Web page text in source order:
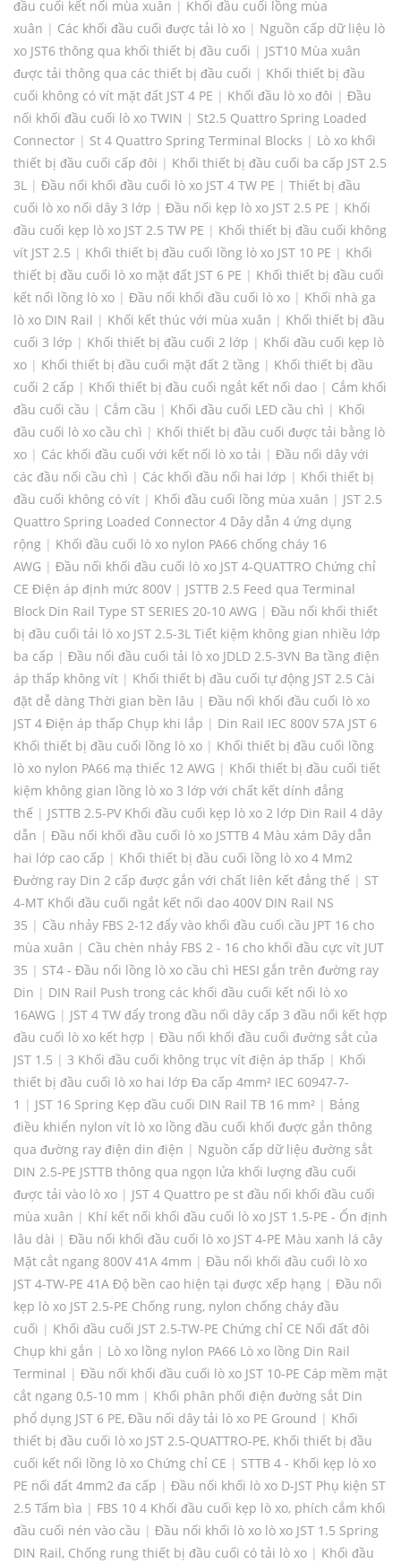
đầu cuối kết nối mùa xuân | Khối đầu cuối lồng mùa
xuân | Các khối đầu cuối được tải lò xo | Nguồn cấp dữ liệu lò
xo JST6 thông qua khối thiết bị đầu cuối | JST10 Mùa xuân
được tải thông qua các thiết bị đầu cuối | Khối thiết bị đầu
cuối không có vít mặt đất JST 4 PE | Khối đầu lò xo đôi | Đầu
nối khối đầu cuối lò xo TWIN | St2.5 Quattro Spring Loaded
Connector | St 4 Quattro Spring Terminal Blocks | Lò xo khối
thiết bị đầu cuối cấp đôi | Khối thiết bị đầu cuối ba cấp JST 2.5
3L | Đầu nối khối đầu cuối lò xo JST 4 TW PE | Thiết bị đầu
cuối lò xo nối dây 3 lớp | Đầu nối kẹp lò xo JST 2.5 PE | Khối
đầu cuối kẹp lò xo JST 2.5 TW PE | Khối thiết bị đầu cuối không
vít JST 2.5 | Khối thiết bị đầu cuối lồng lò xo JST 10 PE | Khối
thiết bị đầu cuối lò xo mặt đất JST 6 PE | Khối thiết bị đầu cuối
kết nối lồng lò xo | Đầu nối khối đầu cuối lò xo | Khối nhà ga
lò xo DIN Rail | Khối kết thúc với mùa xuân | Khối thiết bị đầu
cuối 3 lớp | Khối thiết bị đầu cuối 2 lớp | Khối đầu cuối kẹp lò
xo | Khối thiết bị đầu cuối mặt đất 2 tầng | Khối thiết bị đầu
cuối 2 cấp | Khối thiết bị đầu cuối ngắt kết nối dao | Cắm khối
đầu cuối cầu | Cắm cầu | Khối đầu cuối LED cầu chì | Khối
đầu cuối lò xo cầu chì | Khối thiết bị đầu cuối được tải bằng lò
xo | Các khối đầu cuối với kết nối lò xo tải | Đầu nối dây với
các đầu nối cầu chì | Các khối đầu nối hai lớp | Khối thiết bị
đầu cuối không có vít | Khối đầu cuối lồng mùa xuân | JST 2.5
Quattro Spring Loaded Connector 4 Dây dẫn 4 ứng dụng
rộng | Khối đầu cuối lò xo nylon PA66 chống cháy 16
AWG | Đầu nối khối đầu cuối lò xo JST 4-QUATTRO Chứng chỉ
CE Điện áp định mức 800V | JSTTB 2.5 Feed qua Terminal
Block Din Rail Type ST SERIES 20-10 AWG | Đầu nối khối thiết
bị đầu cuối tải lò xo JST 2.5-3L Tiết kiệm không gian nhiều lớp
ba cấp | Đầu nối đầu cuối tải lò xo JDLD 2.5-3VN Ba tầng điện
áp thấp không vít | Khối thiết bị đầu cuối tự động JST 2.5 Cài
đặt dễ dàng Thời gian bền lâu | Đầu nối khối đầu cuối lò xo
JST 4 Điện áp thấp Chụp khi lắp | Din Rail IEC 800V 57A JST 6
Khối thiết bị đầu cuối lồng lò xo | Khối thiết bị đầu cuối lồng
lò xo nylon PA66 mạ thiếc 12 AWG | Khối thiết bị đầu cuối tiết
kiệm không gian lồng lò xo 3 lớp với chất kết dính đẳng
thế | JSTTB 2.5-PV Khối đầu cuối kẹp lò xo 2 lớp Din Rail 4 dây
dẫn | Đầu nối khối đầu cuối lò xo JSTTB 4 Màu xám Dây dẫn
hai lớp cao cấp | Khối thiết bị đầu cuối lồng lò xo 4 Mm2
Đường ray Din 2 cấp được gắn với chất liên kết đẳng thế | ST
4-MT Khối đầu cuối ngắt kết nối dao 400V DIN Rail NS
35 | Cầu nhảy FBS 2-12 đẩy vào khối đầu cuối cầu JPT 16 cho
mùa xuân | Cầu chèn nhảy FBS 2 - 16 cho khối đầu cực vít JUT
35 | ST4 - Đầu nối lồng lò xo cầu chì HESI gắn trên đường ray
Din | DIN Rail Push trong các khối đầu cuối kết nối lò xo
16AWG | JST 4 TW đẩy trong đầu nối dây cấp 3 đầu nối kết hợp
đầu cuối lò xo kết hợp | Đầu nối khối đầu cuối đường sắt của
JST 1.5 | 3 Khối đầu cuối không trục vít điện áp thấp | Khối
thiết bị đầu cuối lò xo hai lớp Đa cấp 4mm² IEC 60947-7-
1 | JST 16 Spring Kẹp đầu cuối DIN Rail TB 16 mm² | Bảng
điều khiển nylon vít lò xo lồng đầu cuối khối được gắn thông
qua đường ray điện din điện | Nguồn cấp dữ liệu đường sắt
DIN 2.5-PE JSTTB thông qua ngọn lửa khối lượng đầu cuối
được tải vào lò xo | JST 4 Quattro pe st đầu nối khối đầu cuối
mùa xuân | Khí kết nối khối đầu cuối lò xo JST 1.5-PE - Ổn định
lâu dài | Đầu nối khối đầu cuối lò xo JST 4-PE Màu xanh lá cây
Mặt cắt ngang 800V 41A 4mm | Đầu nối khối đầu cuối lò xo
JST 4-TW-PE 41A Độ bền cao hiện tại được xếp hạng | Đầu nối
kẹp lò xo JST 2.5-PE Chống rung, nylon chống cháy đầu
cuối | Khối đầu cuối JST 2.5-TW-PE Chứng chỉ CE Nối đất đôi
Chụp khi gắn | Lò xo lồng nylon PA66 Lò xo lồng Din Rail
Terminal | Đầu nối khối đầu cuối lò xo JST 10-PE Cáp mềm mặt
cắt ngang 0,5-10 mm | Khối phân phối điện đường sắt Din
phổ dụng JST 6 PE, Đầu nối dây tải lò xo PE Ground | Khối
thiết bị đầu cuối lò xo JST 2.5-QUATTRO-PE, Khối thiết bị đầu
cuối kết nối lồng lò xo Chứng chỉ CE | STTB 4 - Khối kẹp lò xo
PE nối đất 4mm2 đa cấp | Đầu nối khối lò xo D-JST Phụ kiện ST
2.5 Tấm bìa | FBS 10 4 Khối đầu cuối kẹp lò xo, phích cắm khối
đầu cuối nén vào cầu | Đầu nối khối lò xo lò xo JST 1.5 Spring
DIN Rail, Chống rung thiết bị đầu cuối có tải lò xo | Khối đầu